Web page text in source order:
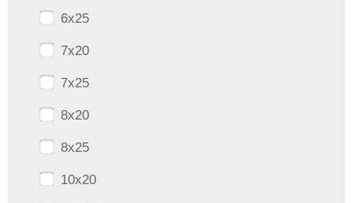
6x25
7x20
7x25
8x20
8x25
10x20